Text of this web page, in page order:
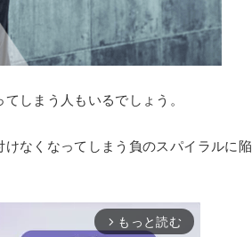
しまう人もいるでしょう。
なくなってしまう負のスパイラルに陥
arrow_forward_ios もっと読む